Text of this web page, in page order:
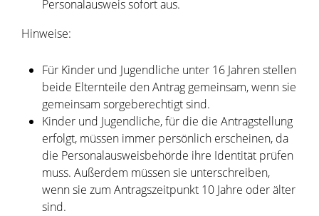
Personalausweis sofort aus.
Hinweise:
Für Kinder und Jugendliche unter 16 Jahren stellen
beide Elternteile den Antrag gemeinsam, wenn sie
gemeinsam sorgeberechtigt sind.
Kinder und Jugendliche, für die die Antragstellung
erfolgt, müssen immer persönlich erscheinen, da
die Personalausweisbehörde ihre Identität prüfen
muss. Außerdem müssen sie unterschreiben,
wenn sie zum Antragszeitpunkt 10 Jahre oder älter
sind.